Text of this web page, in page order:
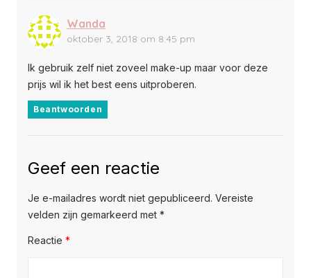
Wanda
oktober 3, 2018 om 8:45 pm
Ik gebruik zelf niet zoveel make-up maar voor deze
prijs wil ik het best eens uitproberen.
Beantwoorden
Geef een reactie
Je e-mailadres wordt niet gepubliceerd. Vereiste
velden zijn gemarkeerd met *
Reactie *